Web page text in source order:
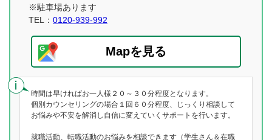
※駐車場あります
TEL： 0120-939-992
Mapを見る
時間は早ければお一人様２０～３０分程度となります。
個別カウンセリングの場合１回６０分程度、じっくり相談して
お悩みや不安を解消し自信に変えていくサポートを行います。
就職活動、転職活動のお悩みを相談できます（学生さん＆在職